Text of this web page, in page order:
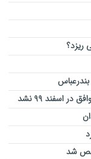
ریزد؟
اسفند ۹۹ نشد
شد